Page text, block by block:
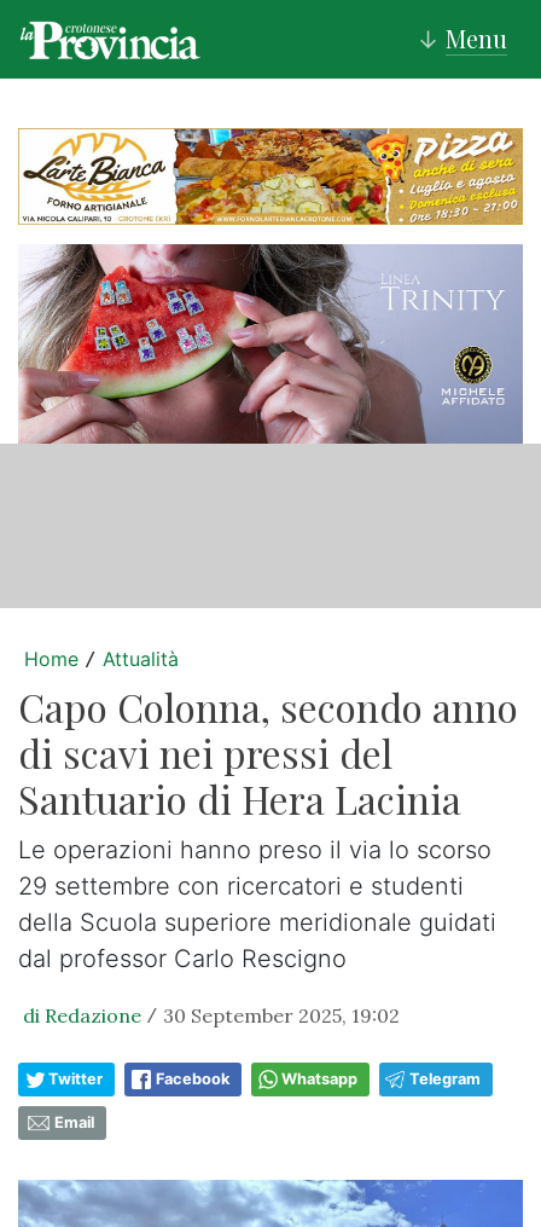
↓ Menu
Home / Attualità
Capo Colonna, secondo anno
di scavi nei pressi del
Santuario di Hera Lacinia
Le operazioni hanno preso il via lo scorso
29 settembre con ricercatori e studenti
della Scuola superiore meridionale guidati
dal professor Carlo Rescigno
di Redazione / 30 September 2025, 19:02
Twitter Facebook Whatsapp Telegram
Email